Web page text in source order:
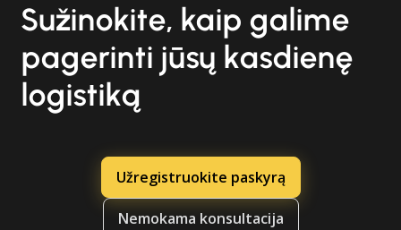
Sužinokite, kaip galime
pagerinti jūsų kasdienę
logistiką
Užregistruokite paskyrą
Nemokama konsultacija